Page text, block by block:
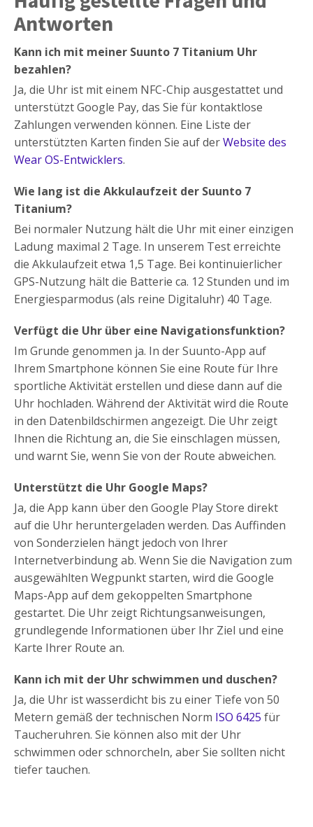
Antworten
Kann ich mit meiner Suunto 7 Titanium Uhr
bezahlen?
Ja, die Uhr ist mit einem NFC-Chip ausgestattet und
unterstützt Google Pay, das Sie für kontaktlose
Zahlungen verwenden können. Eine Liste der
unterstützten Karten finden Sie auf derWebsite des
Wear OS-Entwicklers.
Wie lang ist die Akkulaufzeit der Suunto 7
Titanium?
Bei normaler Nutzung hält die Uhr mit einer einzigen
Ladung maximal 2 Tage. In unserem Test erreichte
die Akkulaufzeit etwa 1,5 Tage. Bei kontinuierlicher
GPS-Nutzung hält die Batterie ca. 12 Stunden und im
Energiesparmodus (als reine Digitaluhr) 40 Tage.
Verfügt die Uhr über eine Navigationsfunktion?
Im Grunde genommen ja. In der Suunto-App auf
Ihrem Smartphone können Sie eine Route für Ihre
sportliche Aktivität erstellen und diese dann auf die
Uhr hochladen. Während der Aktivität wird die Route
in den Datenbildschirmen angezeigt. Die Uhr zeigt
Ihnen die Richtung an, die Sie einschlagen müssen,
und warnt Sie, wenn Sie von der Route abweichen.
Unterstützt die Uhr Google Maps?
Ja, die App kann über den Google Play Store direkt
auf die Uhr heruntergeladen werden. Das Auffinden
von Sonderzielen hängt jedoch von Ihrer
Internetverbindung ab. Wenn Sie die Navigation zum
ausgewählten Wegpunkt starten, wird die Google
Maps-App auf dem gekoppelten Smartphone
gestartet. Die Uhr zeigt Richtungsanweisungen,
grundlegende Informationen über Ihr Ziel und eine
Karte Ihrer Route an.
Kann ich mit der Uhr schwimmen und duschen?
Ja, die Uhr ist wasserdicht bis zu einer Tiefe von 50
Metern gemäß der technischen Norm ISO 6425 für
Taucheruhren. Sie können also mit der Uhr
schwimmen oder schnorcheln, aber Sie sollten nicht
tiefer tauchen.